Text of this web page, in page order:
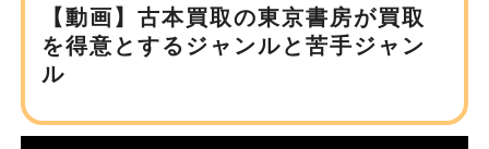
【動画】古本買取の東京書房が買取
を得意とするジャンルと苦手ジャン
ル